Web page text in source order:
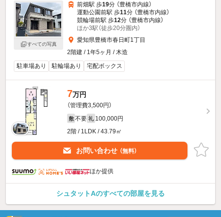
すべての写真
前畑駅 歩19分 （豊橋市内線）
運動公園前駅 歩11分 （豊橋市内線）
競輪場前駅 歩12分 （豊橋市内線）
ほか3駅（徒歩20分圏内）
愛知県豊橋市春日町1丁目
2階建 / 1年5ヶ月 / 木造
駐車場あり
駐輪場あり 宅配ボックス
7万円
（管理費3,500円）
敷 不要 礼 100,000円
2階 / 1LDK / 43.79㎡
お問い合わせ （無料）
ほか提供
シュタットAのすべての部屋を見る